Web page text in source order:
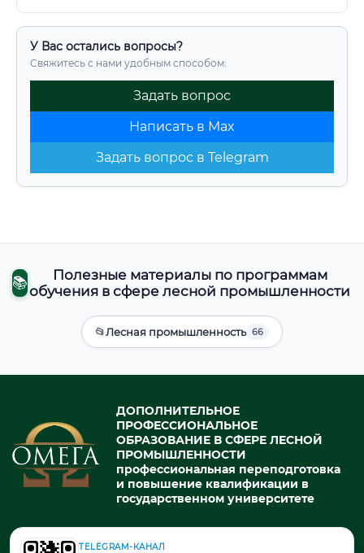
У Вас остались вопросы?
Свяжитесь с нами удобным способом:
Задать вопрос
Написать в Max
Задать вопрос в Telegram
📚
Полезные материалы по программам
обучения в сфере лесной промышленности
📂Лесная промышленность 66
ДОПОЛНИТЕЛЬНОЕ
ПРОФЕССИОНАЛЬНОЕ
ОБРАЗОВАНИЕ В СФЕРЕ ЛЕСНОЙ
ПРОМЫШЛЕННОСТИ
профессиональная переподготовка
и повышение квалификации в
государственном университете
TELEGRAM-КАНАЛ